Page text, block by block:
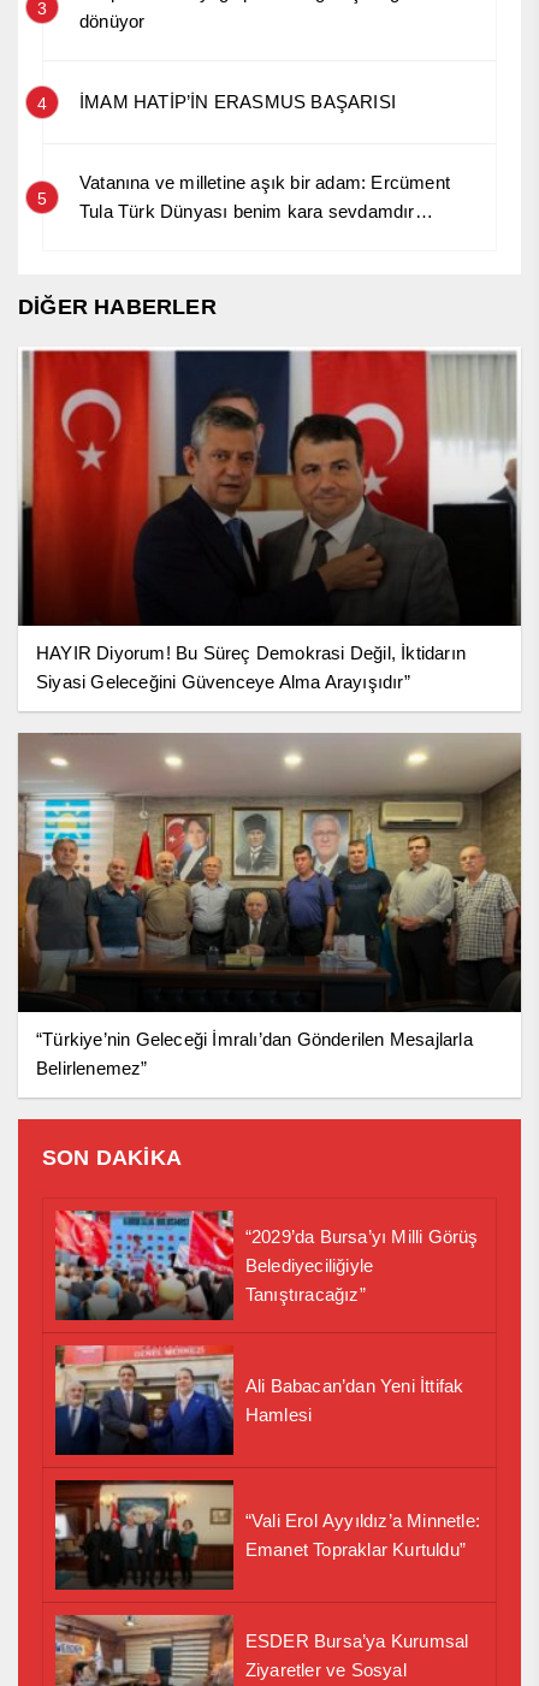
3
dönüyor
4 İMAM HATİP’İN ERASMUS BAŞARISI
5
Vatanına ve milletine aşık bir adam: Ercüment
Tula Türk Dünyası benim kara sevdamdır…
DİĞER HABERLER
HAYIR Diyorum! Bu Süreç Demokrasi Değil, İktidarın
Siyasi Geleceğini Güvenceye Alma Arayışıdır”
“Türkiye’nin Geleceği İmralı’dan Gönderilen Mesajlarla
Belirlenemez”
SON DAKİKA
“2029’da Bursa’yı Milli Görüş
Belediyeciliğiyle
Tanıştıracağız”
Ali Babacan’dan Yeni İttifak
Hamlesi
“Vali Erol Ayyıldız’a Minnetle:
Emanet Topraklar Kurtuldu”
ESDER Bursa’ya Kurumsal
Ziyaretler ve Sosyal